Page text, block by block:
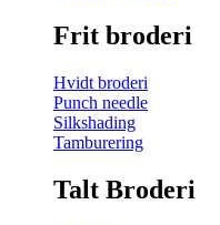
Frit broderi
Hvidt broderi
Punch needle
Silkshading
Tamburering
Talt Broderi